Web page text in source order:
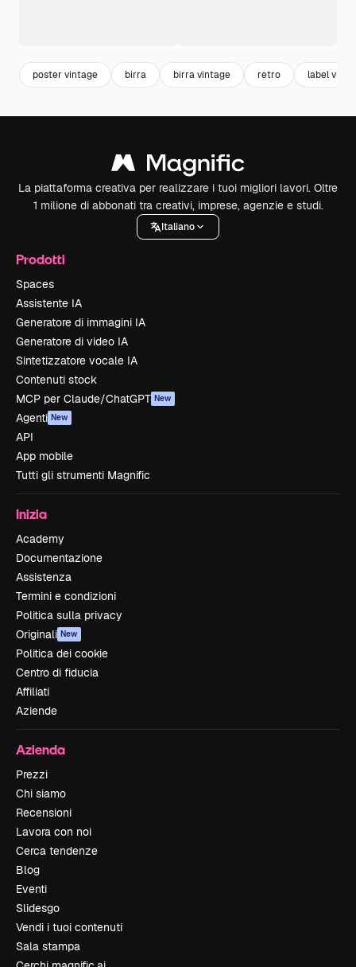
poster vintage birra birra vintage retro label
La piattaforma creativa per realizzare i tuoi migliori lavori. Oltre
1 milione di abbonati tra creativi, imprese, agenzie e studi.
Italiano
Prodotti
Spaces
Assistente IA
Generatore di immagini IA
Generatore di video IA
Sintetizzatore vocale IA
Contenuti stock
MCP per Claude/ChatGPT New
Agenti New
API
App mobile
Tutti gli strumenti Magnific
Inizia
Academy
Documentazione
Assistenza
Termini e condizioni
Politica sulla privacy
Originali New
Politica dei cookie
Centro di fiducia
Affiliati
Aziende
Azienda
Prezzi
Chi siamo
Recensioni
Lavora con noi
Cerca tendenze
Blog
Eventi
Slidesgo
Vendi i tuoi contenuti
Sala stampa